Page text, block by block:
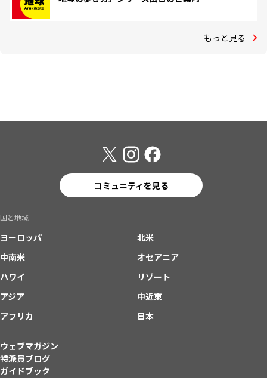
もっと見る
コミュニティを見る
国と地域
ヨーロッパ
北米
中南米
オセアニア
ハワイ
リゾート
アジア
中近東
アフリカ
日本
ウェブマガジン
特派員ブログ
ガイドブック